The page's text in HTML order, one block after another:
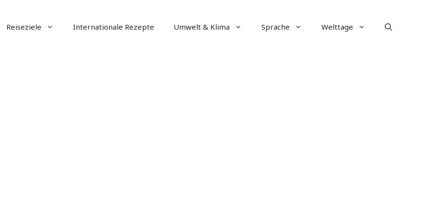
Reiseziele Internationale Rezepte Umwelt & Klima Sprache Welttage